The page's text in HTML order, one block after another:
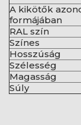
A kikötők
formájában
RAL szín
Színes
Hosszúság
Szélesség
Magasság
Súly